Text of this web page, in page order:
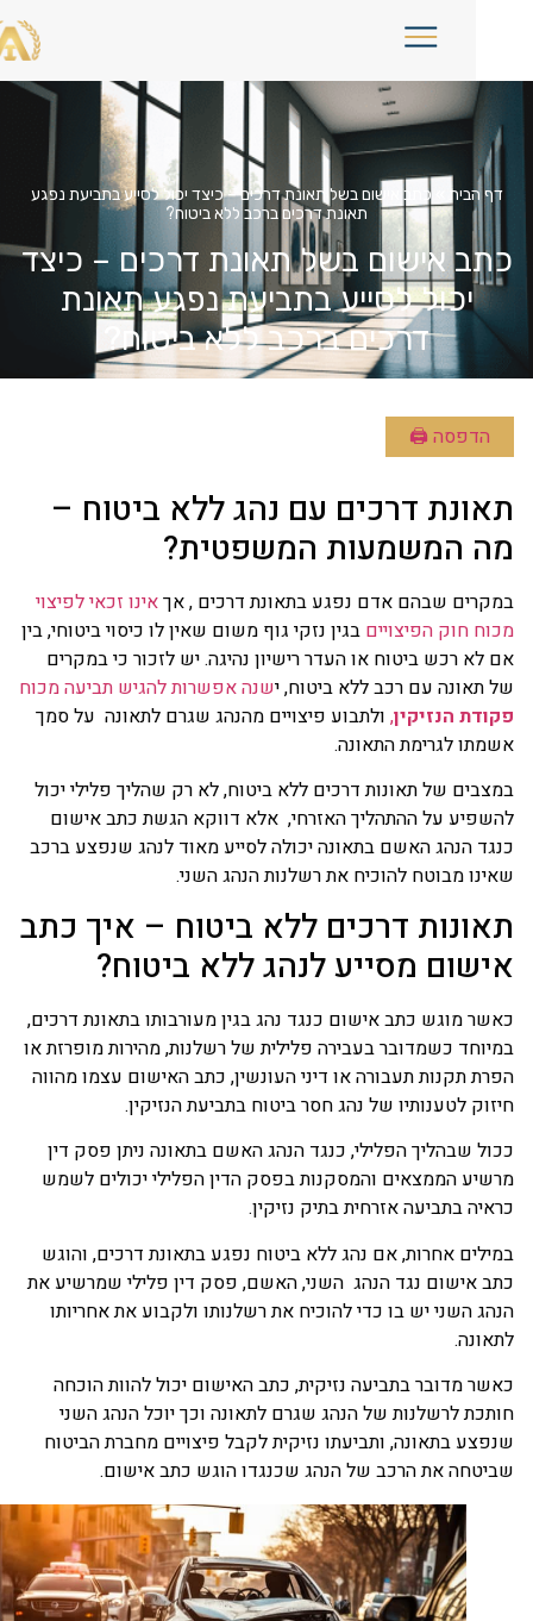
דף הבית»כתב אישום בשל תאונת דרכים – כיצד יכול לסייע בתביעת נפגע
תאונת דרכים ברכב ללא ביטוח?
אישום בשל תאונת דרכים – כיצד
יכול לסייע בתביעת נפגע תאונת
דרכים ברכב ללא ביטוח?
הדפסה 🖨
דרכים עם נהג ללא ביטוח –
המשמעות המשפטית?
שבהם אדם נפגע בתאונת דרכים , אךאינו זכאי לפיצוי
חוק הפיצוייםבגין נזקי גוף משום שאין לו כיסוי ביטוחי, בין
לא רכש ביטוח או העדר רישיון נהיגה. יש לזכור כי במקרים
תאונה עם רכב ללא ביטוח, ישנה אפשרות להגיש תביעה מכוח
הנזיקין,ולתבוע פיצויים מהנהג שגרם לתאונה על סמך
לגרימת התאונה.
של תאונות דרכים ללא ביטוח, לא רק שהליך פלילי יכול
על ההתהליך האזרחי, אלא דווקא הגשת כתב אישום
הנהג האשם בתאונה יכולה לסייע מאוד לנהג שנפצע ברכב
מבוטח להוכיח את רשלנות הנהג השני.
דרכים ללא ביטוח – איך כתב
מסייע לנהג ללא ביטוח?
מוגש כתב אישום כנגד נהג בגין מעורבותו בתאונת דרכים,
כשמדובר בעבירה פלילית של רשלנות, מהירות מופרזת או
תקנות תעבורה או דיני העונשין, כתב האישום עצמו מהווה
לטענותיו של נהג חסר ביטוח בתביעת הנזיקין.
שבהליך הפלילי, כנגד הנהג האשם בתאונה ניתן פסק דין
הממצאים והמסקנות בפסק הדין הפלילי יכולים לשמש
בתביעה אזרחית בתיק נזיקין.
אחרות, אם נהג ללא ביטוח נפגע בתאונת דרכים, והוגש
אישום נגד הנהג השני, האשם, פסק דין פלילי שמרשיע את
השני יש בו כדי להוכיח את רשלנותו ולקבוע את אחריותו
מדובר בתביעה נזיקית, כתב האישום יכול להוות הוכחה
לרשלנות של הנהג שגרם לתאונה וכך יוכל הנהג השני
בתאונה, ותביעתו נזיקית לקבל פיצויים מחברת הביטוח
את הרכב של הנהג שכנגדו הוגש כתב אישום.